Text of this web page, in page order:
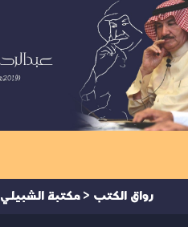
مكتبة الشبيلي > رواق الكتب